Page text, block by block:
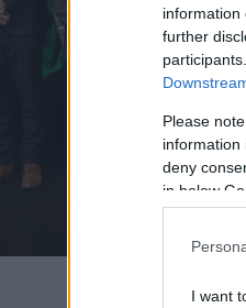
information
further
Please
information
deny
in below
I want